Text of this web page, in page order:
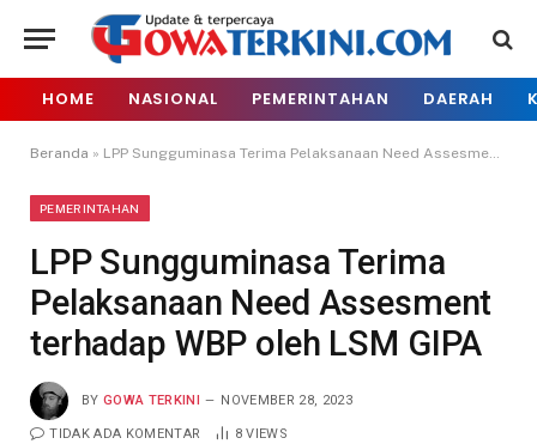
HOME NASIONAL PEMERINTAHAN DAERAH
Beranda » LPP Sungguminasa Terima Pelaksanaan Need Assesment terhadap WBP oleh LSM GIPA
PEMERINTAHAN
LPP Sungguminasa Terima
Pelaksanaan Need Assesment
terhadap WBP oleh LSM GIPA
BY GOWA TERKINI NOVEMBER 28, 2023
TIDAK ADA KOMENTAR 8VIEWS